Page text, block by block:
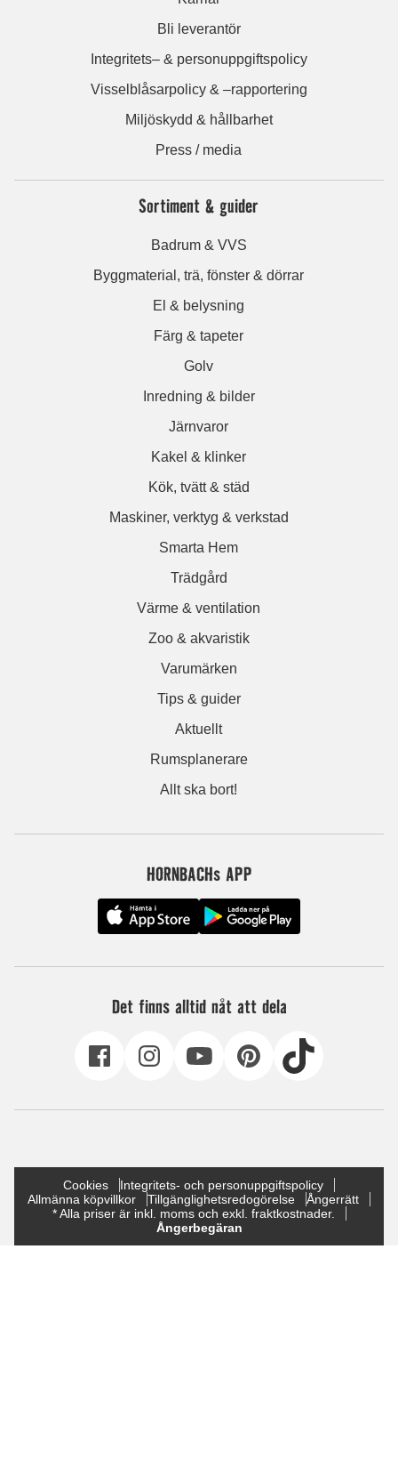
Bli leverantör
Integritets– & personuppgiftspolicy
Visselblåsarpolicy & –rapportering
Miljöskydd & hållbarhet
Press / media
Sortiment & guider
Badrum & VVS
Byggmaterial, trä, fönster & dörrar
El & belysning
Färg & tapeter
Golv
Inredning & bilder
Järnvaror
Kakel & klinker
Kök, tvätt & städ
Maskiner, verktyg & verkstad
Smarta Hem
Trädgård
Värme & ventilation
Zoo & akvaristik
Varumärken
Tips & guider
Aktuellt
Rumsplanerare
Allt ska bort!
HORNBACHs APP
Det finns alltid nåt att dela
Cookies
Integritets- och personuppgiftspolicy
Allmänna köpvillkor
Tillgänglighetsredogörelse
Ångerrätt
* Alla priser är inkl. moms och exkl. fraktkostnader.
Ångerbegäran